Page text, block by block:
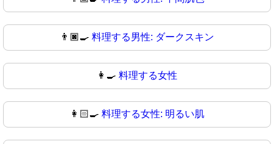
👨🏿‍🍳 料理する男性: ダークスキン
👩‍🍳 料理する女性
👩🏻‍🍳 料理する女性: 明るい肌